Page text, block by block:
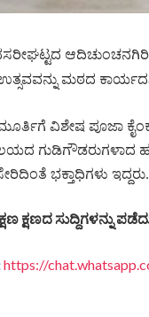
ಮಠದ ಕಾರ್ಯದರ್ಶಿ
ವಿಶೇಷ ಪೂಜಾ
ಗುಡಿಗೌಡರುಗಳಾದ
ಭಕ್ತಾಧಿಗಳು ಇದ್ದರು.
ಕ್ಷಣದ ಸುದ್ದಿಗಳನ್ನು
https://